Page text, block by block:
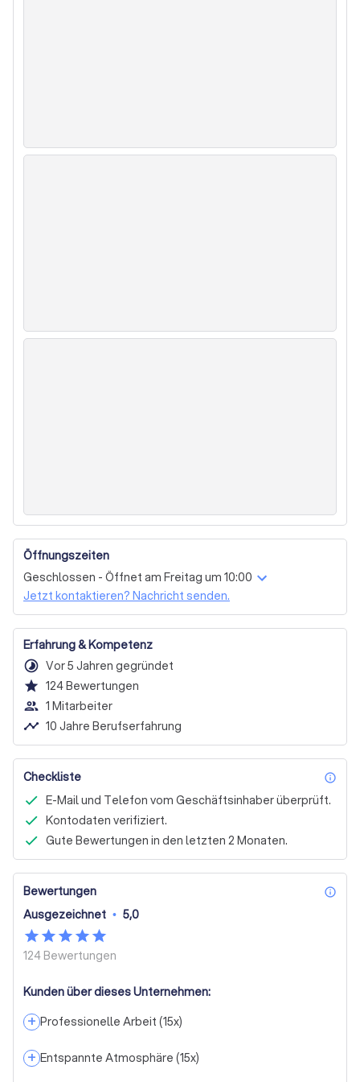
Öffnungszeiten
Geschlossen - Öffnet am Freitag um 10:00
Jetzt kontaktieren? Nachricht senden.
Erfahrung & Kompetenz
timelapse Vor 5 Jahren gegründet
star 124Bewertungen
people_outline 1 Mitarbeiter
timeline 10 Jahre Berufserfahrung
Checkliste
E-Mail und Telefon vom Geschäftsinhaber überprüft.
Kontodaten verifiziert.
Gute Bewertungen in den letzten 2 Monaten.
Bewertungen
Ausgezeichnet • 5,0
124 Bewertungen
Kunden über dieses Unternehmen:
+ Professionelle Arbeit (15x)
+ Entspannte Atmosphäre (15x)